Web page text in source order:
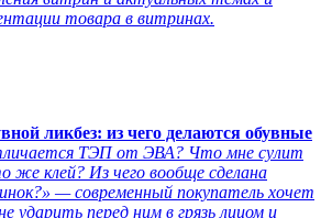
товара в витринах.
ликбез: из чего делаются обувные
ТЭП от ЭВА? Что мне сулит
клей? Из чего вообще сделана
— современный покупатель хочет
ударить перед ним в грязь лицом и